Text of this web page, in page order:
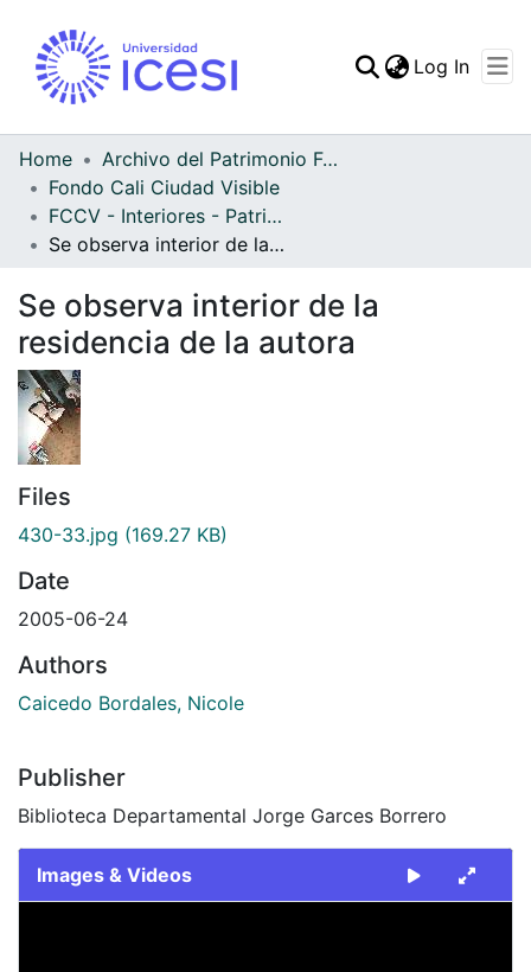
Log In
Home
Archivo del Patrimonio Fotográfico y Fílmico del Valle del Cauca
Fondo Cali Ciudad Visible
FCCV - Interiores - Patrimonial
Se observa interior de la residencia de la autora
Se observa interior de la
residencia de la autora
Files
430-33.jpg (169.27 KB)
Date
2005-06-24
Authors
Caicedo Bordales, Nicole
Publisher
Biblioteca Departamental Jorge Garces Borrero
Images & Videos